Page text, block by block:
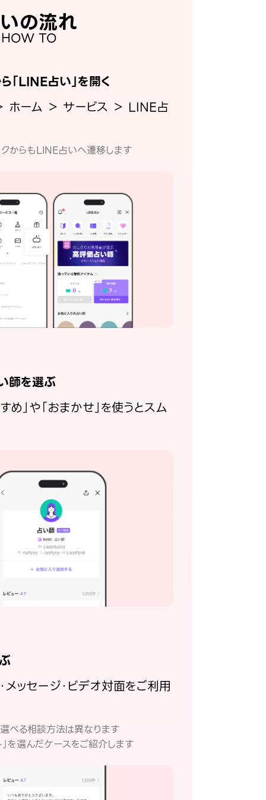
の流れ
HOW TO
「LINE占い」を開く
ホーム ＞ サービス ＞ LINE占
からもLINE占いへ遷移します
師を選ぶ
め」や「おまかせ」を使うとスム
メッセージ・ビデオ対面をご利用
べる相談方法は異なります
を選んだケースをご紹介します